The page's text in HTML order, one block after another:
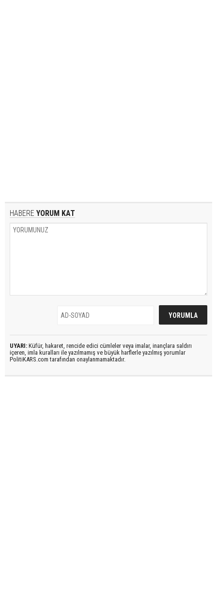
HABERE YORUM KAT
UYARI: Küfür, hakaret, rencide edici cümleler veya imalar, inançlara saldırı
içeren, imla kuralları ile yazılmamış ve büyük harflerle yazılmış yorumlar
PolitiKARS.com tarafından onaylanmamaktadır.